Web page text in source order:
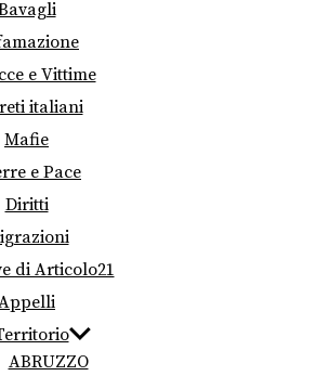
e Vittime
italiani
Mafie
e Pace
Diritti
di Articolo21
ABRUZZO